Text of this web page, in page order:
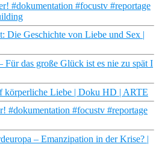
#dokumentation #focustv #reportage
Die Geschichte von Liebe und Sex |
das große Glück ist es nie zu spät I
körperliche Liebe | Doku HD | ARTE
#dokumentation #focustv #reportage
– Emanzipation in der Krise? |